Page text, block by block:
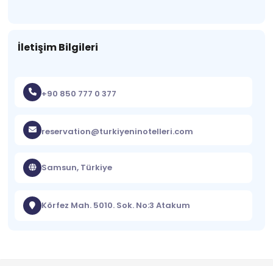
İletişim Bilgileri
+90 850 777 0 377
reservation@turkiyeninotelleri.com
Samsun, Türkiye
Körfez Mah. 5010. Sok. No:3 Atakum